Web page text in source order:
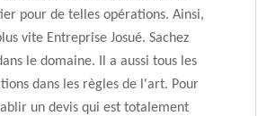
pour de telles opérations. Ainsi,
vite Entreprise Josué. Sachez
le domaine. Il a aussi tous les
dans les règles de l'art. Pour
un devis qui est totalement